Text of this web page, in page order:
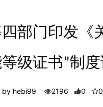
部门印发《
级证书”制
by hebi99 2196 0 0